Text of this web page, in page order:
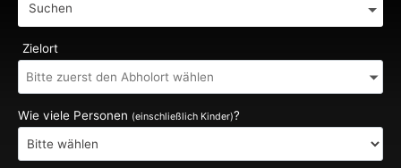
Suchen
Zielort
Wie viele Personen (einschließlich Kinder)?